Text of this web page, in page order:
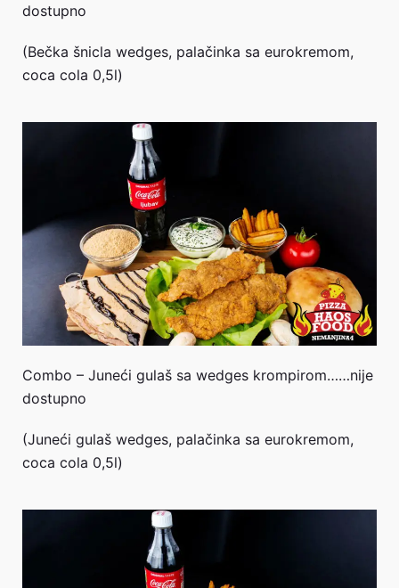
dostupno
(Bečka šnicla wedges, palačinka sa eurokremom,
coca cola 0,5l)
Combo – Juneći gulaš sa wedges krompirom……nije
dostupno
(Juneći gulaš wedges, palačinka sa eurokremom,
coca cola 0,5l)